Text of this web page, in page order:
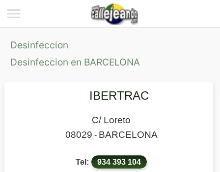
Desinfeccion
Desinfeccion en BARCELONA
IBERTRAC
C/ Loreto
08029 - BARCELONA
Tel: 934 393 104